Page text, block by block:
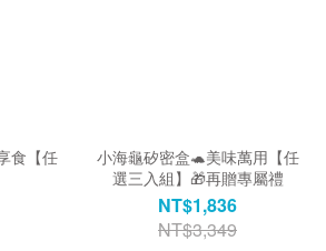
食【任
小海龜矽密盒🐢美味萬用【任
選三入組】🎁再贈專屬禮
NT$1,836
NT$3,349